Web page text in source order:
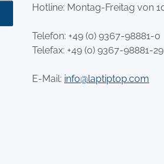
Hotline: Montag-Freitag von
Telefon: +49 (0) 9367-98881-0
Telefax: +49 (0) 9367-98881-29
E-Mail: info@laptiptop.com